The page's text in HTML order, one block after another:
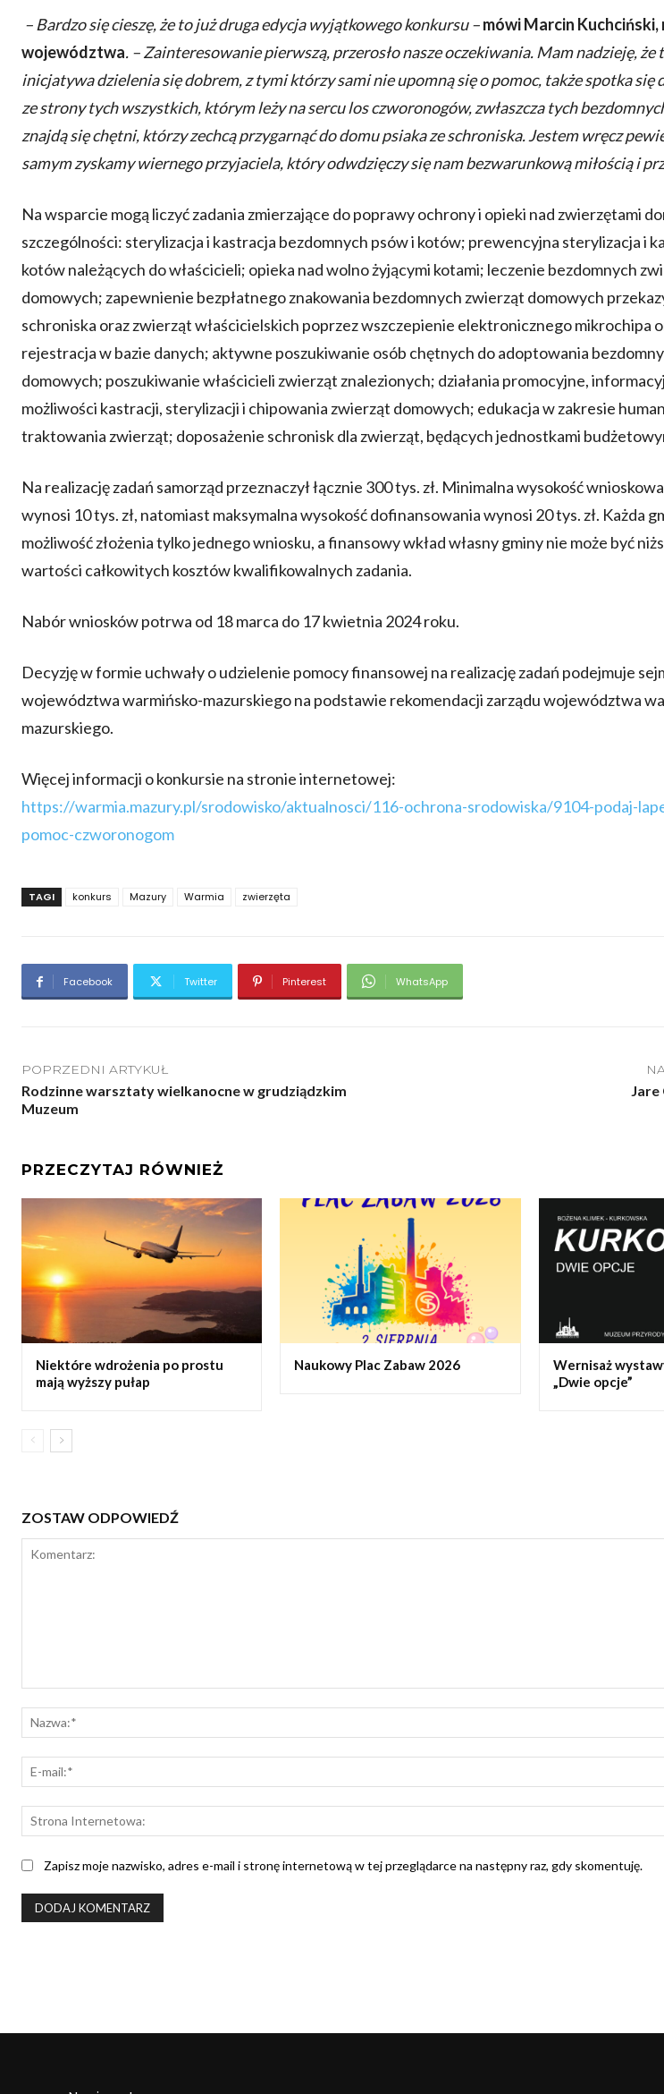
– Bardzo się cieszę, że to już druga edycja wyjątkowego konkursu –mówi Marcin Kuchciński,
województwa. – Zainteresowanie pierwszą, przerosło nasze oczekiwania. Mam nadzieję, że
inicjatywa dzielenia się dobrem, z tymi którzy sami nie upomną się o pomoc, także spotka się
ze strony tych wszystkich, którym leży na sercu los czworonogów, zwłaszcza tych
znajdą się chętni, którzy zechcą przygarnąć do domu psiaka ze schroniska. Jestem wręcz
samym zyskamy wiernego przyjaciela, który odwdzięczy się nam bezwarunkową miłością i
Na wsparcie mogą liczyć zadania zmierzające do poprawy ochrony i opieki nad zwierzętami
szczególności: sterylizacja i kastracja bezdomnych psów i kotów; prewencyjna sterylizacja i
kotów należących do właścicieli; opieka nad wolno żyjącymi kotami; leczenie bezdomnych
domowych; zapewnienie bezpłatnego znakowania bezdomnych zwierząt domowych
schroniska oraz zwierząt właścicielskich poprzez wszczepienie elektronicznego mikrochipa
rejestracja w bazie danych; aktywne poszukiwanie osób chętnych do adoptowania
domowych; poszukiwanie właścicieli zwierząt znalezionych; działania promocyjne,
możliwości kastracji, sterylizacji i chipowania zwierząt domowych; edukacja w zakresie
traktowania zwierząt; doposażenie schronisk dla zwierząt, będących jednostkami
Na realizację zadań samorząd przeznaczył łącznie 300 tys. zł. Minimalna wysokość
wynosi 10 tys. zł, natomiast maksymalna wysokość dofinansowania wynosi 20 tys. zł. Każda
możliwość złożenia tylko jednego wniosku, a finansowy wkład własny gminy nie może być
wartości całkowitych kosztów kwalifikowalnych zadania.
Nabór wniosków potrwa od 18 marca do 17 kwietnia 2024 roku.
Decyzję w formie uchwały o udzielenie pomocy finansowej na realizację zadań podejmuje
województwa warmińsko-mazurskiego na podstawie rekomendacji zarządu województwa
mazurskiego.
Więcej informacji o konkursie na stronie internetowej:
https://warmia.mazury.pl/srodowisko/aktualnosci/116-ochrona-srodowiska/9104-podaj-
pomoc-czworonogom
TAGI konkurs Mazury Warmia zwierzęta
Facebook Twitter Pinterest WhatsApp
POPRZEDNI ARTYKUŁ
Rodzinne warsztaty wielkanocne w grudziądzkim
Muzeum
Jare
PRZECZYTAJ RÓWNIEŻ
Niektóre wdrożenia po prostu
mają wyższy pułap
Naukowy Plac Zabaw 2026
Wernisaż
„Dwie opcje”
ZOSTAW ODPOWIEDŹ
Zapisz moje nazwisko, adres e-mail i stronę internetową w tej przeglądarce na następny raz, gdy skomentuję.